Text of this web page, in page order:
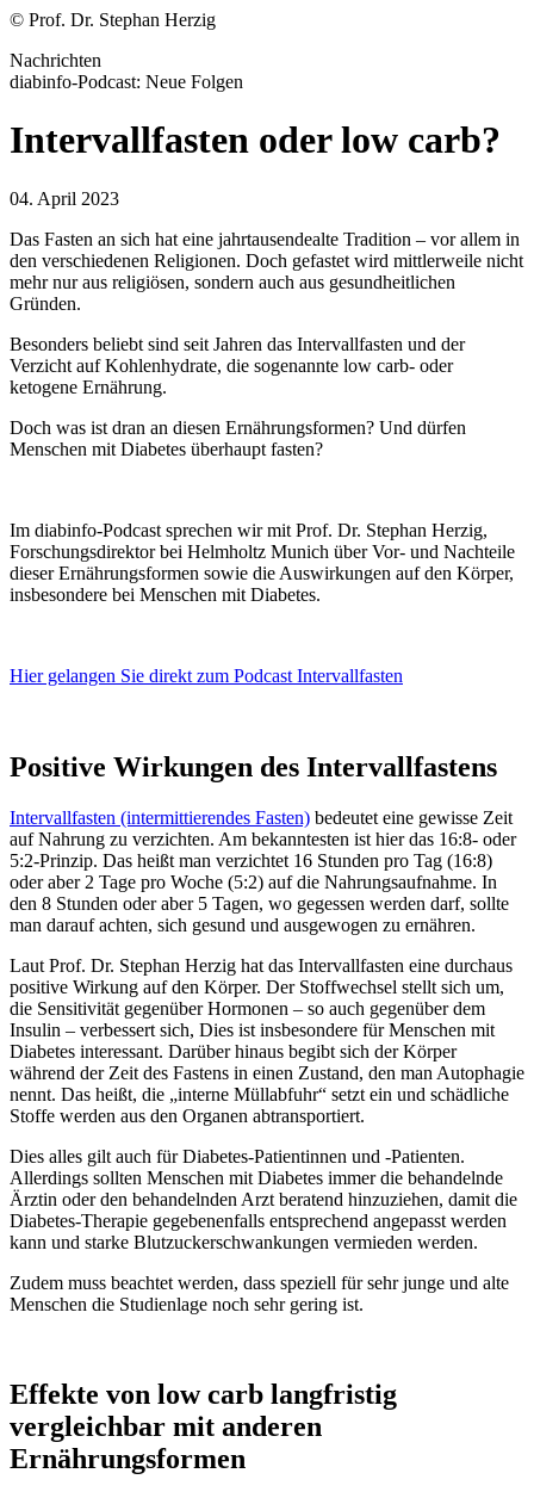
© Prof. Dr. Stephan Herzig
Nachrichten
diabinfo-Podcast: Neue Folgen
Intervallfasten oder low carb?
04. April 2023
Das Fasten an sich hat eine jahrtausendealte Tradition – vor allem in
den verschiedenen Religionen. Doch gefastet wird mittlerweile nicht
mehr nur aus religiösen, sondern auch aus gesundheitlichen
Gründen.
Besonders beliebt sind seit Jahren das Intervallfasten und der
Verzicht auf Kohlenhydrate, die sogenannte low carb- oder
ketogene Ernährung.
Doch was ist dran an diesen Ernährungsformen? Und dürfen
Menschen mit Diabetes überhaupt fasten?
Im diabinfo-Podcast sprechen wir mit Prof. Dr. Stephan Herzig,
Forschungsdirektor bei Helmholtz Munich über Vor- und Nachteile
dieser Ernährungsformen sowie die Auswirkungen auf den Körper,
insbesondere bei Menschen mit Diabetes.
Hier gelangen Sie direkt zum Podcast Intervallfasten
Positive Wirkungen des Intervallfastens
Intervallfasten (intermittierendes Fasten) bedeutet eine gewisse Zeit
auf Nahrung zu verzichten. Am bekanntesten ist hier das 16:8- oder
5:2-Prinzip. Das heißt man verzichtet 16 Stunden pro Tag (16:8)
oder aber 2 Tage pro Woche (5:2) auf die Nahrungsaufnahme. In
den 8 Stunden oder aber 5 Tagen, wo gegessen werden darf, sollte
man darauf achten, sich gesund und ausgewogen zu ernähren.
Laut Prof. Dr. Stephan Herzig hat das Intervallfasten eine durchaus
positive Wirkung auf den Körper. Der Stoffwechsel stellt sich um,
die Sensitivität gegenüber Hormonen – so auch gegenüber dem
Insulin – verbessert sich, Dies ist insbesondere für Menschen mit
Diabetes interessant. Darüber hinaus begibt sich der Körper
während der Zeit des Fastens in einen Zustand, den man Autophagie
nennt. Das heißt, die „interne Müllabfuhr“ setzt ein und schädliche
Stoffe werden aus den Organen abtransportiert.
Dies alles gilt auch für Diabetes-Patientinnen und -Patienten.
Allerdings sollten Menschen mit Diabetes immer die behandelnde
Ärztin oder den behandelnden Arzt beratend hinzuziehen, damit die
Diabetes-Therapie gegebenenfalls entsprechend angepasst werden
kann und starke Blutzuckerschwankungen vermieden werden.
Zudem muss beachtet werden, dass speziell für sehr junge und alte
Menschen die Studienlage noch sehr gering ist.
Effekte von low carb langfristig
vergleichbar mit anderen
Ernährungsformen